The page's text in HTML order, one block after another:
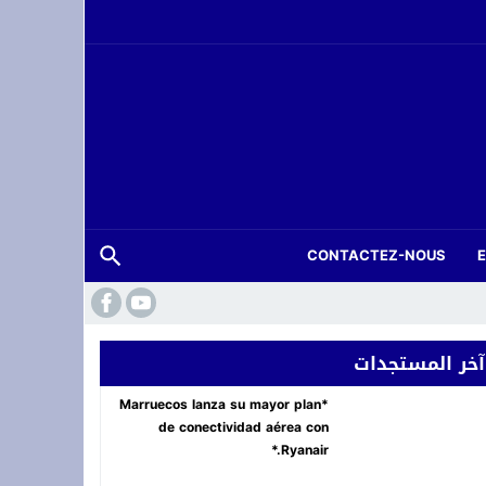
CONTACTEZ-NOUS
فعاليات “المزاد الدولي لمزارع إنتاج الصقور 2026”
شاب في العشرينات ينهي حياته شنقاً بدوار تلغونت
آخر المستجدات
*Marruecos lanza su mayor plan
de conectividad aérea con
Ryanair.*